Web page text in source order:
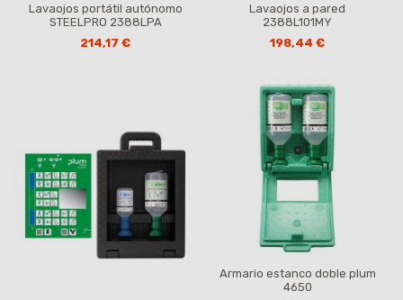
Lavaojos portátil autónomo
STEELPRO 2388LPA
214,17 €
Lavaojos a pared
2388L101MY
198,44 €
Armario estanco doble plum
4650